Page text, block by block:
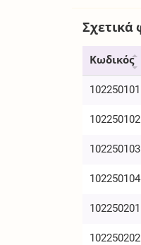
Σχετικά
Κωδικός
102250101
102250102
102250103
102250104
102250201
102250202